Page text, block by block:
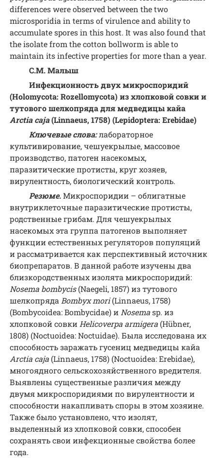
differences were observed between the two
microsporidia in terms of virulence and ability to
accumulate spores in this host. It was also found that
the isolate from the cotton bollworm is able to
maintain its infective properties for more than a year.
С.М.Малыш
Инфекционностьдвухмикроспоридий
(Holomycota: Rozellomycota) изхлопковойсовкии
тутовогошелкопрядадлямедведицыкайа
Arctia caja(Linnaeus, 1758) (Lepidoptera: Erebidae)
Ключевые слова:лабораторное
культивирование, чешуекрылые, массовое
производство, патоген насекомых,
паразитические протисты, круг хозяев,
вирулентность, биологический контроль.
Резюме.Микроспоридии – облигатные
внутриклеточные паразитические протисты,
родственные грибам. Для чешуекрылых
насекомых эта группа патогенов выполняет
функции естественных регуляторов популяций
и рассматривается как перспективный источник
биопрепаратов. В данной работе изучены два
близкородственных изолята микроспоридий:
Nosema bombycis(Naegeli, 1857) из тутового
шелкопряда Bombyx mori(Linnaeus, 1758)
(Bombycoidea: Bombycidae) и Nosemasp. из
хлопковой совки Helicoverpa armigera (Hübner,
1808) (Noctuoidea: Noctuidae). Была исследована их
способность заражать гусениц медведицы кайа
Arctia caja (Linnaeus, 1758) (Noctuoidea: Erebidae),
многоядного сельскохозяйственного вредителя.
Выявлены существенные различия между
двумя микроспоридиями по вирулентности и
способности накапливать споры в этом хозяине.
Также было установлено, что изолят,
выделенный из хлопковой совки, способен
сохранять свои инфекционные свойства более
года.